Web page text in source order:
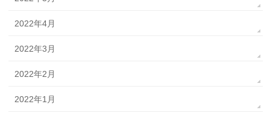
2022年4月
2022年3月
2022年2月
2022年1月